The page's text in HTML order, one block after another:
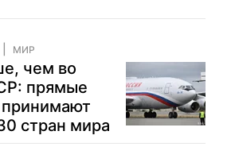
МИР
чем во
прямые
стран мира